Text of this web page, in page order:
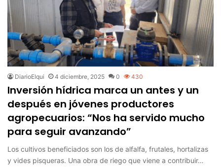
DiarioElqui 4 diciembre, 2025 0 430
Inversión hídrica marca un antes y un
después en jóvenes productores
agropecuarios: “Nos ha servido mucho
para seguir avanzando”
Los cultivos beneficiados son los de alfalfa, frutales, hortalizas
y vides pisqueras. Una obra de riego que viene a contribuir…